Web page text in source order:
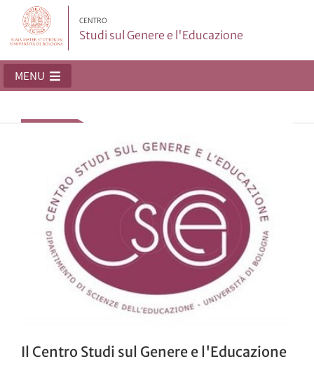
CENTRO
Studi sul Genere e l'Educazione
MENU
Il Centro Studi sul Genere e l'Educazione